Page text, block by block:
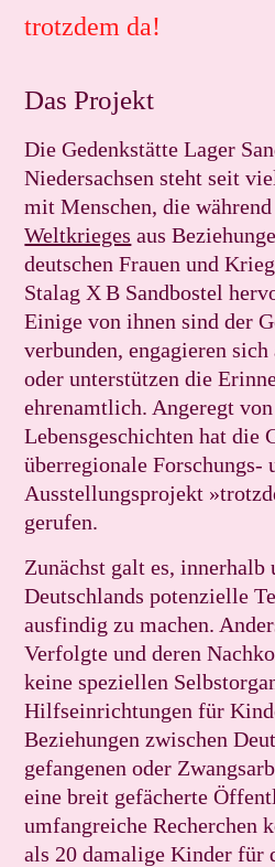
trotzdem da!
Das Projekt
Die Gedenkstätte Lager
Niedersachsen steht seit
mit Menschen, die während
Weltkrieges aus
deutschen Frauen und
Stalag X B Sandbostel
Einige von ihnen sind der
verbunden, engagieren
oder unterstützen die
ehrenamtlich. Angeregt
Lebensgeschichten hat die
überregionale Forschungs-
Ausstellungsprojekt
gerufen.
Zunächst galt es, innerhalb
Deutschlands potenzielle
ausfindig zu machen.
Verfolgte und deren
keine speziellen
Hilfseinrichtungen für
Beziehungen zwischen
gefangenen oder
eine breit gefächerte
umfangreiche Recherchen
als 20 damalige Kinder für